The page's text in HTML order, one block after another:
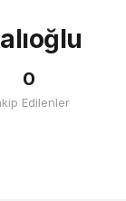
0
Edilenler